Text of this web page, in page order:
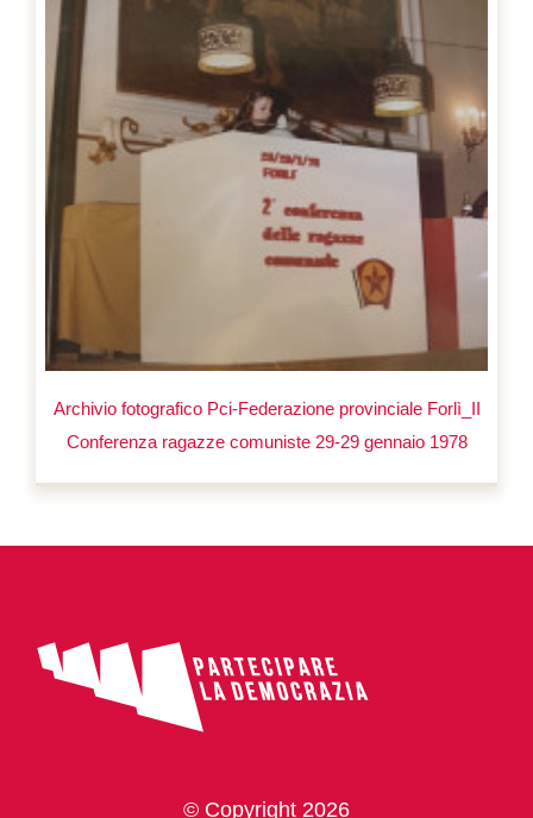
Archivio fotografico Pci-Federazione provinciale Forlì_II
Conferenza ragazze comuniste 29-29 gennaio 1978
© Copyright 2026